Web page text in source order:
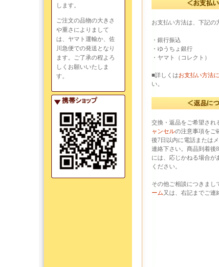
します。
ご注文の品物の大きさ
や重さによりまして
は、ヤマト運輸か、佐
川急便での発送となり
ます。ご了承の程よろ
しくお願いいたしま
す。
お支払い方法は、下記の
・銀行振込
・ゆうちょ銀行
・ヤマト（コレクト）
■詳しくはお支払い方法
い。
交換・返品をご希望され
ャンセルの注意事項をご
後7日以内に電話または
連絡下さい。商品到着後
には、応じかねる場合が
ください。
その他ご相談につきまし
ーム又は、右記までご連